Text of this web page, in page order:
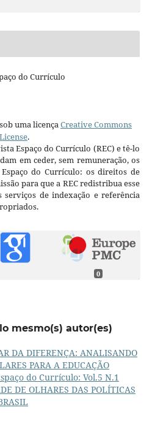
do Currículo
uma licençaCreative Commons
.
Espaço do Currículo (REC) e tê-lo
em ceder, sem remuneração, os
do Currículo: os direitos de
para que a REC redistribua esse
serviços de indexação e referência
0
mesmo(s) autor(es)
DA DIFERENÇA: ANALISANDO
PARA A EDUCAÇÃO
do Currículo: Vol.5 N.1
DE OLHARES DAS POLÍTICAS